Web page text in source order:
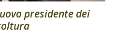
presidente dei